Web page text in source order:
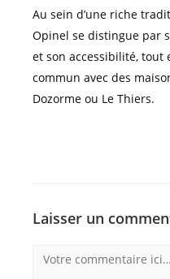
Au sein d’une riche
Opinel se distingue par
et son accessibilité,
commun avec des
Dozorme ou Le Thiers.
Laisser un